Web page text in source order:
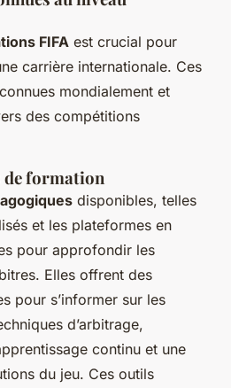
FIFA est crucial pour
carrière internationale. Ces
mondialement et
des compétitions
formation
disponibles, telles
et les plateformes en
pour approfondir les
Elles offrent des
pour s’informer sur les
d’arbitrage,
continu et une
du jeu. Ces outils